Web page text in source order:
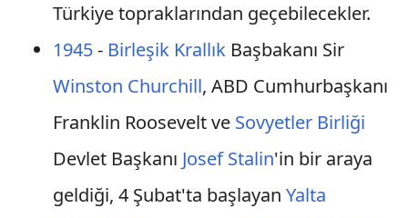
Türkiye topraklarından geçebilecekler.
1945- Birleşik KrallıkBaşbakanı Sir
Winston Churchill, ABD Cumhurbaşkanı
Franklin Roosevelt ve Sovyetler Birliği
Devlet Başkanı Josef Stalin'in bir araya
geldiği, 4 Şubat'ta başlayan Yalta